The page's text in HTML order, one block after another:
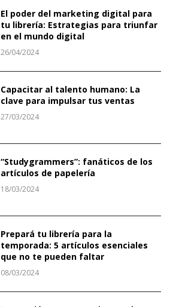
El poder del marketing digital para
tu librería: Estrategias para triunfar
en el mundo digital
26/04/2024
Capacitar al talento humano: La
clave para impulsar tus ventas
27/03/2024
“Studygrammers”: fanáticos de los
artículos de papelería
18/03/2024
Prepará tu librería para la
temporada: 5 artículos esenciales
que no te pueden faltar
08/03/2024